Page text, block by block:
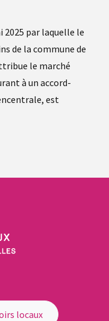
2025 par laquelle le
de la commune de
le marché
à un accord-
est
locaux